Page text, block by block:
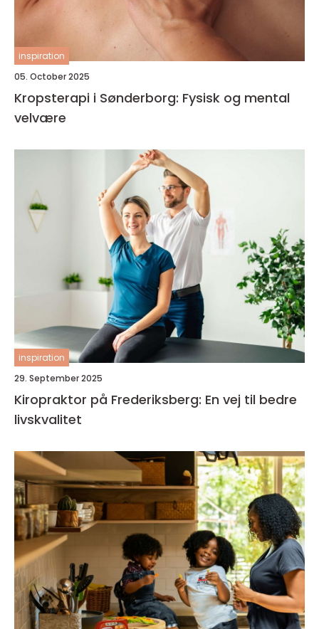
inspiration
05. October 2025
Kropsterapi i Sønderborg: Fysisk og mental
velvære
inspiration
29. September 2025
Kiropraktor på Frederiksberg: En vej til bedre
livskvalitet